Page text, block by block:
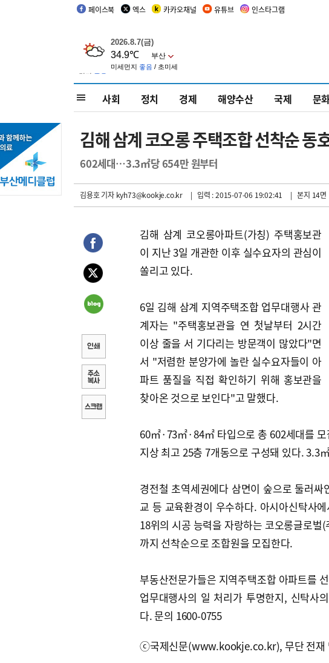
페이스북 엑스 카카오채널 유튜브 인스타그램
사회 정치 경제 해양수산 국제 문
김해 삼계 코오롱 주택조합 선착순 동
602세대…3.3㎡당 654만 원부터
김용호 기자kyh73@kookje.co.kr | 입력 : 2015-07-06 19:02:41 | 본지 14면
김해 삼계 코오롱아파트(가칭) 주택홍보관
이 지난 3일 개관한 이후 실수요자의 관심이
쏠리고 있다.
6일 김해 삼계 지역주택조합 업무대행사 관
계자는 "주택홍보관을 연 첫날부터 2시간
이상 줄을 서 기다리는 방문객이 많았다"면
서 "저렴한 분양가에 놀란 실수요자들이 아
파트 품질을 직접 확인하기 위해 홍보관을
찾아온 것으로 보인다"고 말했다.
60㎡·73㎡·84㎡ 타입으로 총 602세대를
지상 최고 25층 7개동으로 구성돼 있다. 3.3
경전철 초역세권에다 삼면이 숲으로 둘러
교 등 교육환경이 우수하다. 아시아신탁사
18위의 시공 능력을 자랑하는 코오롱글로
까지 선착순으로 조합원을 모집한다.
부동산전문가들은 지역주택조합 아파트를
업무대행사의 일 처리가 투명한지, 신탁사
다. 문의 1600-0755
ⓒ국제신문(www.kookje.co.kr), 무단 전재